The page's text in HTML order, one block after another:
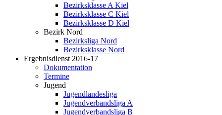
Bezirksklasse A Kiel
Bezirksklasse C Kiel
Bezirksklasse D Kiel
Bezirk Nord
Bezirksliga Nord
Bezirksklasse Nord
Ergebnisdienst 2016-17
Dokumentation
Termine
Jugend
Jugendlandesliga
Jugendverbandsliga A
Jugendverbandsliga B